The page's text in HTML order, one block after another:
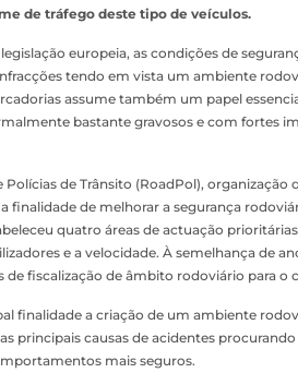
de tráfego deste tipo de veículos.
europeia, as condições de
tendo em vista um ambiente
assume também um papel
bastante gravosos e com fortes
de Trânsito (RoadPol), organização
finalidade de melhorar a segurança
quatro áreas de actuação
e a velocidade. À semelhança de
fiscalização de âmbito rodoviário para o
finalidade a criação de um ambiente
principais causas de acidentes
mais seguros.